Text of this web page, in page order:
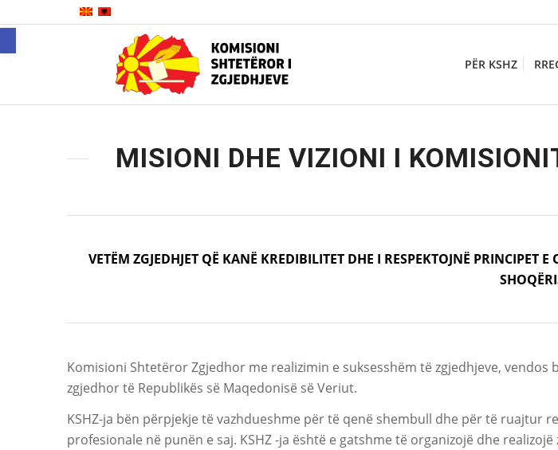
PËR KSHZ
MISIONI DHE VIZIONI I
VETËM ZGJEDHJET QË KANË KREDIBILITET DHE I RESPEKTOJNË PRINCIPET
Komisioni Shtetëror Zgjedhor me realizimin e suksesshëm të zgjedhjeve,
zgjedhor të Republikës së Maqedonisë së Veriut.
KSHZ-ja bën përpjekje të vazhdueshme për të qenë shembull dhe për të ruajtur
profesionale në punën e saj. KSHZ -ja është e gatshme të organizojë dhe
Open toolbar